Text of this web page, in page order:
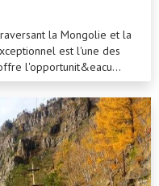
la Mongolie et la
est l'une des
l'opportunit&eacu...